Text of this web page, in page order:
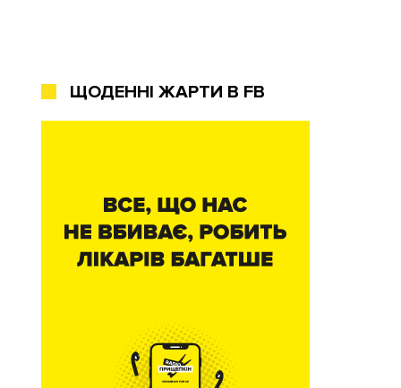
ЩОДЕННІ ЖАРТИ В FB